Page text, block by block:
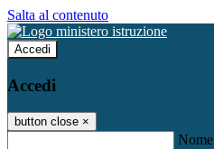
Salta al contenuto
Accedi
Accedi
button close ×